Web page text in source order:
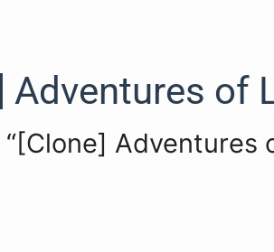
Adventures of
Adventures